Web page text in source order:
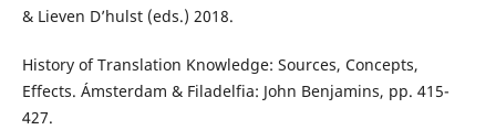
& Lieven D’hulst (eds.) 2018.
History of Translation Knowledge: Sources, Concepts,
Effects. Ámsterdam & Filadelfia: John Benjamins, pp. 415-
427.